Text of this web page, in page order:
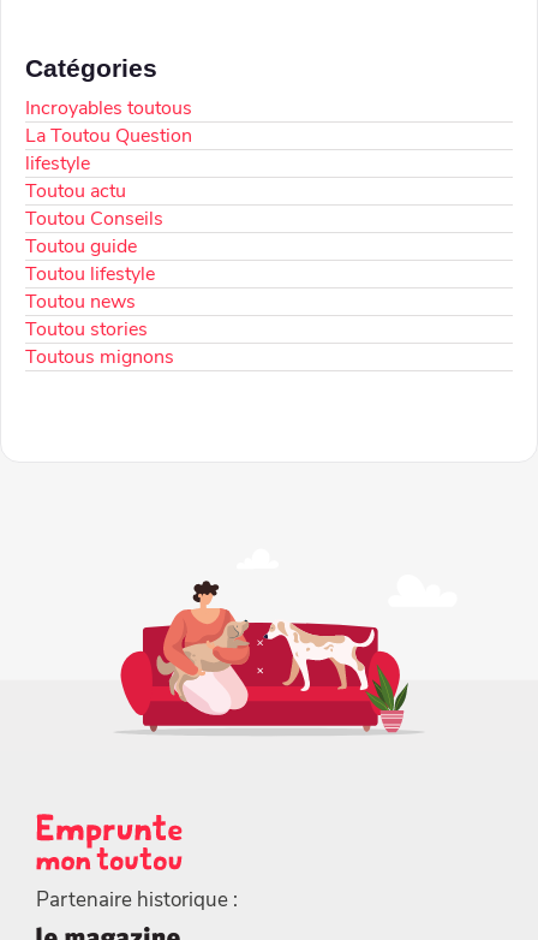
Catégories
Incroyables toutous
La Toutou Question
lifestyle
Toutou actu
Toutou Conseils
Toutou guide
Toutou lifestyle
Toutou news
Toutou stories
Toutous mignons
Partenaire historique :